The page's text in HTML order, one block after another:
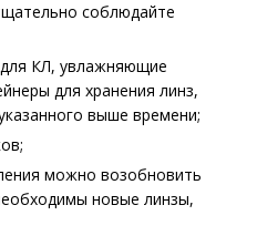
соблюдайте
КЛ, увлажняющие
для хранения линз,
выше времени;
можно возобновить
новые линзы,